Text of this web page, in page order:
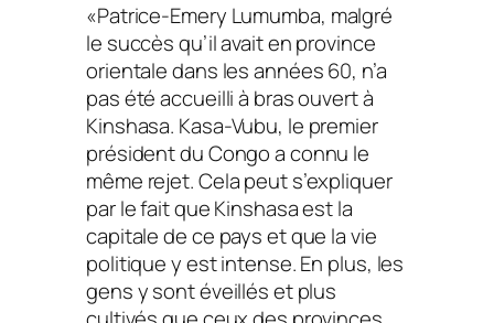
«Patrice-Emery Lumumba, malgré
le succès qu’il avait en province
orientale dans les années 60, n’a
pas été accueilli à bras ouvert à
Kinshasa. Kasa-Vubu, le premier
président du Congo a connu le
même rejet. Cela peut s’expliquer
par le fait que Kinshasa est la
capitale de ce pays et que la vie
politique y est intense. En plus, les
gens y sont éveillés et plus